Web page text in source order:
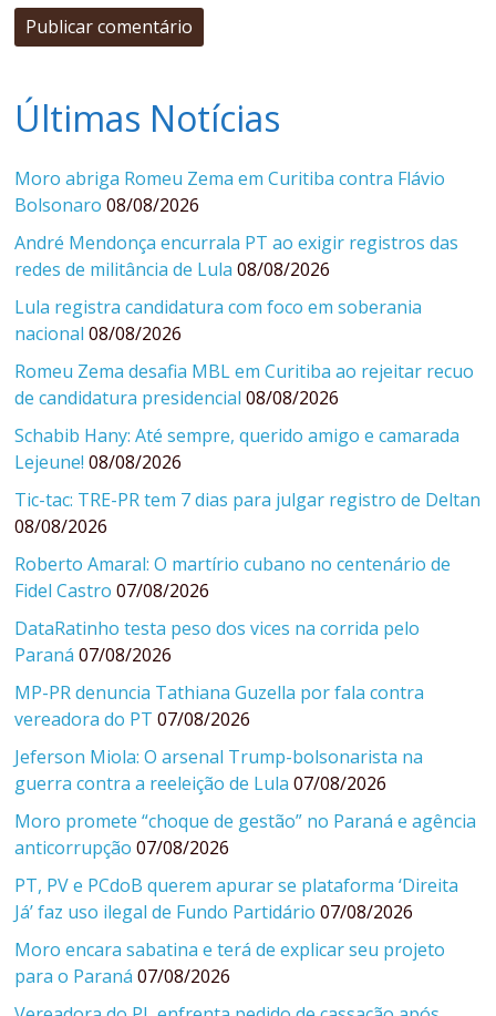
Últimas Notícias
Moro abriga Romeu Zema em Curitiba contra Flávio
Bolsonaro 08/08/2026
André Mendonça encurrala PT ao exigir registros das
redes de militância de Lula 08/08/2026
Lula registra candidatura com foco em soberania
nacional 08/08/2026
Romeu Zema desafia MBL em Curitiba ao rejeitar recuo
de candidatura presidencial 08/08/2026
Schabib Hany: Até sempre, querido amigo e camarada
Lejeune! 08/08/2026
Tic-tac: TRE-PR tem 7 dias para julgar registro de Deltan
08/08/2026
Roberto Amaral: O martírio cubano no centenário de
Fidel Castro 07/08/2026
DataRatinho testa peso dos vices na corrida pelo
Paraná 07/08/2026
MP-PR denuncia Tathiana Guzella por fala contra
vereadora do PT 07/08/2026
Jeferson Miola: O arsenal Trump-bolsonarista na
guerra contra a reeleição de Lula 07/08/2026
Moro promete “choque de gestão” no Paraná e agência
anticorrupção 07/08/2026
PT, PV e PCdoB querem apurar se plataforma ‘Direita
Já’ faz uso ilegal de Fundo Partidário 07/08/2026
Moro encara sabatina e terá de explicar seu projeto
para o Paraná 07/08/2026